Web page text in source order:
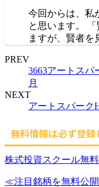
今回からは、私
と思います。
ますが、賢者を
PREV
3663アートス
月
NEXT
アートスパーク
無料情報は必ず登録
株式投資スクール無
≪注目銘柄を無料公